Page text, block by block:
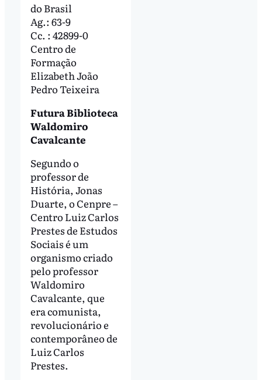
do Brasil
Ag.: 63-9
Cc. : 42899-0
Centro de
Formação
Elizabeth João
Pedro Teixeira
Futura Biblioteca
Waldomiro
Cavalcante
Segundo o
professor de
História, Jonas
Duarte, o Cenpre –
Centro Luiz Carlos
Prestes de Estudos
Sociais é um
organismo criado
pelo professor
Waldomiro
Cavalcante, que
era comunista,
revolucionário e
contemporâneo de
Luiz Carlos
Prestes.